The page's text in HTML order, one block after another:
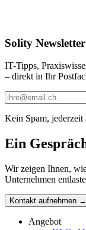
Solity Newsletter
IT-Tipps,
– direkt in Ihr
Kein Spam, jederzeit
Ein
Wir zeigen Ihnen,
Unternehmen
Kontakt aufnehmen →
Angebot